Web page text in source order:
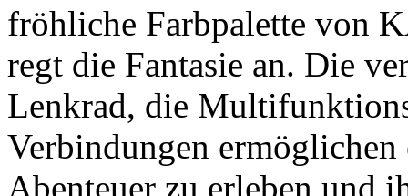
fröhliche Farbpalette von
regt die Fantasie an. Die
Lenkrad, die
Verbindungen
Abenteuer zu erleben und